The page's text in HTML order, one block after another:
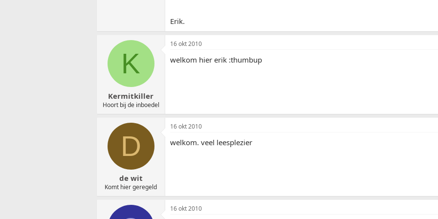
Erik.
K
Kermitkiller
Hoort bij de inboedel
16 okt 2010
welkom hier erik :thumbup
D
de wit
Komt hier geregeld
16 okt 2010
welkom. veel leesplezier
16 okt 2010